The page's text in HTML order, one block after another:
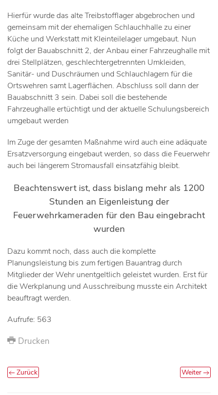
Hierfür wurde das alte Treibstofflager abgebrochen und
gemeinsam mit der ehemaligen Schlauchhalle zu einer
Küche und Werkstatt mit Kleinteilelager umgebaut. Nun
folgt der Bauabschnitt 2, der Anbau einer Fahrzeughalle mit
drei Stellplätzen, geschlechtergetrennten Umkleiden,
Sanitär- und Duschräumen und Schlauchlagern für die
Ortswehren samt Lagerflächen. Abschluss soll dann der
Bauabschnitt 3 sein. Dabei soll die bestehende
Fahrzeughalle ertüchtigt und der aktuelle Schulungsbereich
umgebaut werden
Im Zuge der gesamten Maßnahme wird auch eine adäquate
Ersatzversorgung eingebaut werden, so dass die Feuerwehr
auch bei längerem Stromausfall einsatzfähig bleibt.
Beachtenswert ist, dass bislang mehr als 1200
Stunden an Eigenleistung der
Feuerwehrkameraden für den Bau eingebracht
wurden
Dazu kommt noch, dass auch die komplette
Planungsleistung bis zum fertigen Bauantrag durch
Mitglieder der Wehr unentgeltlich geleistet wurden. Erst für
die Werkplanung und Ausschreibung musste ein Architekt
beauftragt werden.
Aufrufe: 563
Drucken
Zurück Weiter